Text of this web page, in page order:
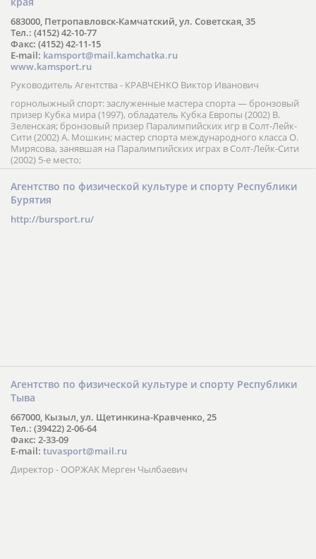
683000, Петропавловск-Камчатский, ул. Советская, 35
Тел.: (4152) 42-10-77
Факс: (4152) 42-11-15
E-mail: kamsport@mail.kamchatka.ru
www.kamsport.ru
Руководитель Агентства - КРАВЧЕНКО Виктор Иванович
горнолыжный спорт: заслуженные мастера спорта — бронзовый
призер Кубка мира (1997), обладатель Кубка Европы (2002) В.
Зеленская; бронзовый призер Паралимпийских игр в Солт-Лейк-
Сити (2002) А. Мошкин; мастер спорта международного класса О.
Мирясова, занявшая на Паралимпийских играх в Солт-Лейк-Сити
(2002) 5-е место;
Агентство по физической культуре и спорту Республики
Бурятия
http://bursport.ru/
Агентство по физической культуре и спорту Республики
Тыва
667000, Кызыл, ул. Щетинкина-Кравченко, 25
Тел.: (39422) 2-06-64
Факс: 2-33-09
E-mail: tuvasport@mail.ru
Директор - ООРЖАК Мерген Чылбаевич